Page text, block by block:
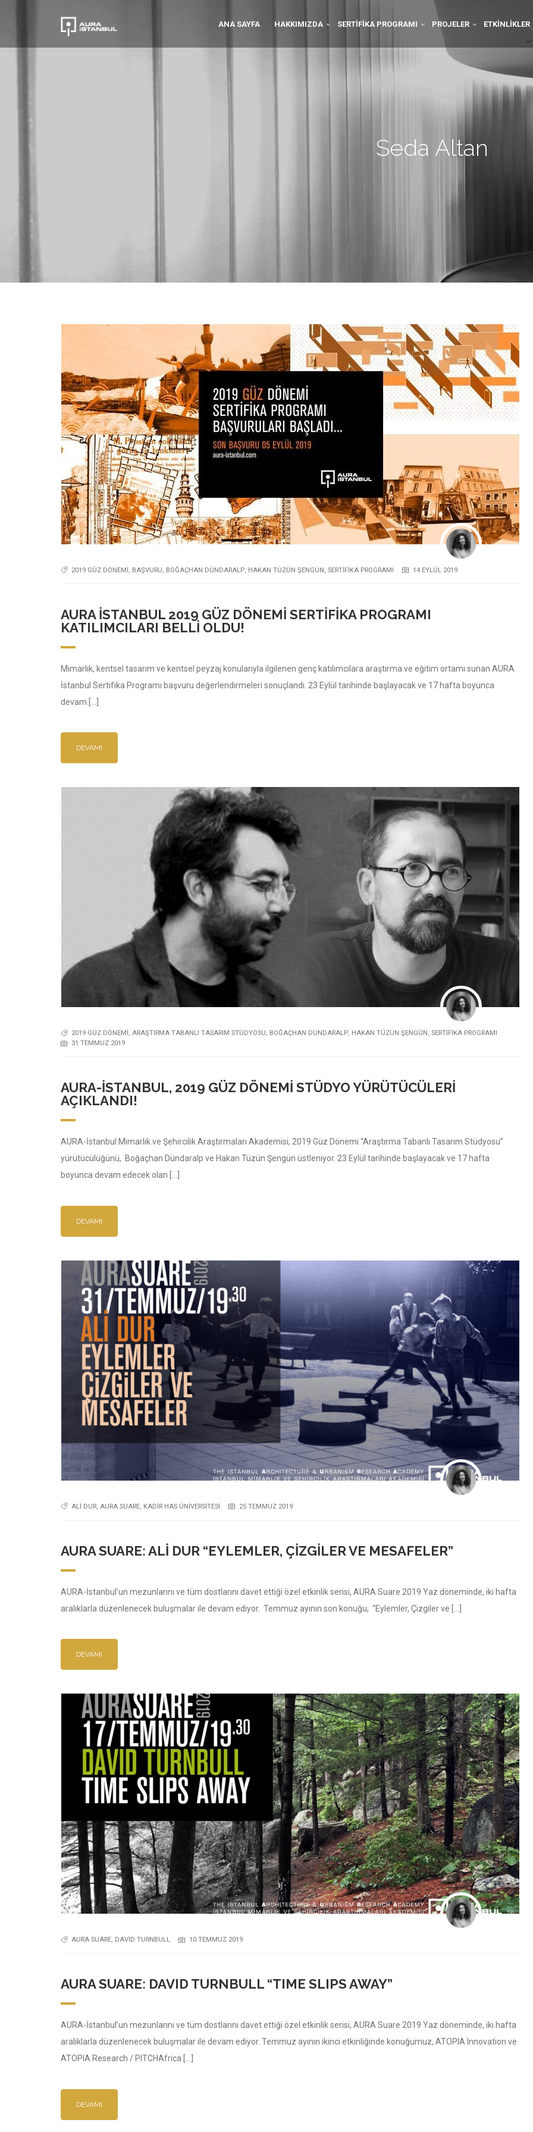
ANA SAYFA HAKKIMIZDA SERTIFIKA PROGRAMI PROJELER ETKINLIKLER
2019 GÜZ DÖNEMI, BAŞVURU, BOĞAÇHAN DÜNDARALP, HAKAN TÜZÜN ŞENGÜN, SERTIFIKA PROGRAMI 14 EYLÜL 2019
AURA İSTANBUL 2019 GÜZ DÖNEMI SERTIFIKA PROGRAMI
KATILIMCILARI BELLI OLDU!
Mimarlık, kentsel tasarım ve kentsel peyzaj konularıyla ilgilenen genç katılımcılara araştırma ve eğitim ortamı sunan AURA
İstanbul Sertifika Programı başvuru değerlendirmeleri sonuçlandı. 23 Eylül tarihinde başlayacak ve 17 hafta boyunca
devam […]
DEVAMI
2019 GÜZ DÖNEMI , ARAŞTIRMA TABANLI TASARIM STÜDYOSU, BOĞAÇHAN DÜNDARALP, HAKAN TÜZÜN ŞENGÜN , SERTIFIKA PROGRAMI
31 TEMMUZ 2019
AURA-İSTANBUL, 2019 GÜZ DÖNEMI STÜDYO YÜRÜTÜCÜLERI
AÇIKLANDI!
AURA-İstanbul Mimarlık ve Şehircilik Araştırmaları Akademisi, 2019 Güz Dönemi “Araştırma Tabanlı Tasarım Stüdyosu”
yürütücülüğünü, Boğaçhan Dündaralp ve Hakan Tüzün Şengün üstleniyor. 23 Eylül tarihinde başlayacak ve 17 hafta
boyunca devam edecek olan […]
DEVAMI
ALI DUR AURA SUARE KADIR HAS ÜNIVERSITESI 25 TEMMUZ 2019
AURA SUARE: ALI DUR “EYLEMLER, ÇIZGILER VE MESAFELER”
AURA-İstanbul’un mezunlarını ve tüm dostlarını davet ettiği özel etkinlik serisi, AURA Suare 2019 Yaz döneminde, iki hafta
aralıklarla düzenlenecek buluşmalar ile devam ediyor. Temmuz ayının son konuğu, “Eylemler, Çizgiler ve […]
DEVAMI
AURA SUARE, DAVID TURNBULL 10 TEMMUZ 2019
AURA SUARE: DAVID TURNBULL “TIME SLIPS AWAY”
AURA-İstanbul’un mezunlarını ve tüm dostlarını davet ettiği özel etkinlik serisi, AURA Suare 2019 Yaz döneminde, iki hafta
aralıklarla düzenlenecek buluşmalar ile devam ediyor. Temmuz ayının ikinci etkinliğinde konuğumuz, ATOPIA Innovation ve
ATOPIA Research / PITCHAfrica […]
DEVAMI